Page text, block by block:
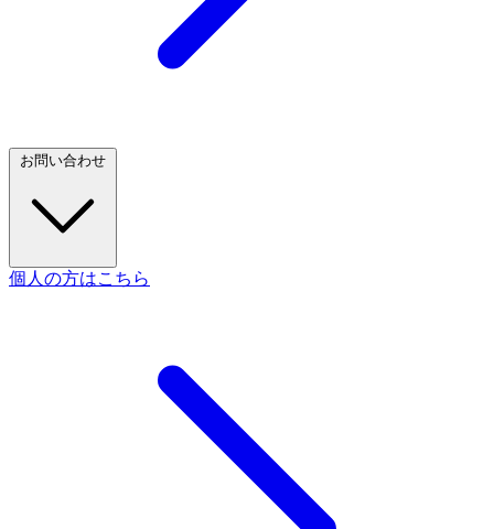
お問い合わせ
個人の方はこちら